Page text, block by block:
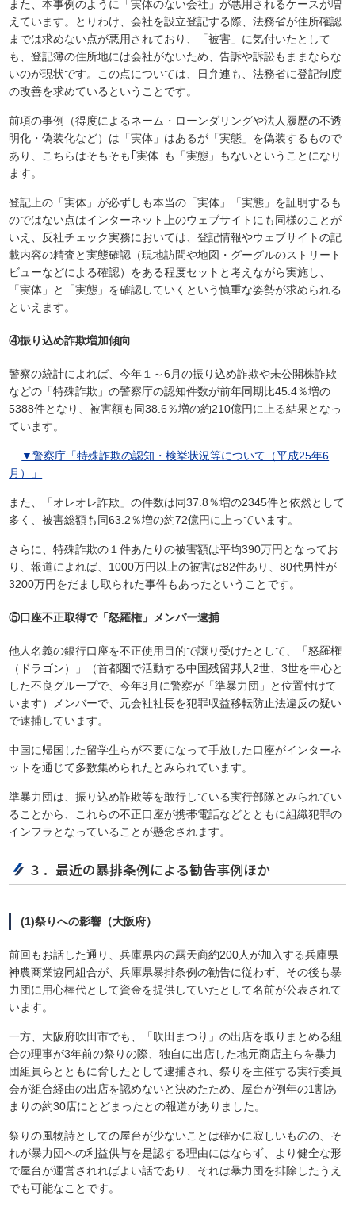
また、本事例のように「実体のない会社」が悪用されるケースが増
えています。とりわけ、会社を設立登記する際、法務省が住所確認
までは求めない点が悪用されており、「被害」に気付いたとして
も、登記簿の住所地には会社がないため、告訴や訴訟もままならな
いのが現状です。この点については、日弁連も、法務省に登記制度
の改善を求めているということです。
前項の事例（得度によるネーム・ローンダリングや法人履歴の不透
明化・偽装化など）は「実体」はあるが「実態」を偽装するもので
あり、こちらはそもそも｢実体｣も「実態」もないということになり
ます。
登記上の「実体」が必ずしも本当の「実体」「実態」を証明するも
のではない点はインターネット上のウェブサイトにも同様のことが
いえ、反社チェック実務においては、登記情報やウェブサイトの記
載内容の精査と実態確認（現地訪問や地図・グーグルのストリート
ビューなどによる確認）をある程度セットと考えながら実施し、
「実体」と「実態」を確認していくという慎重な姿勢が求められる
といえます。
④振り込め詐欺増加傾向
警察の統計によれば、今年１～6月の振り込め詐欺や未公開株詐欺
などの「特殊詐欺」の警察庁の認知件数が前年同期比45.4％増の
5388件となり、被害額も同38.6％増の約210億円に上る結果となっ
ています。
▼警察庁「特殊詐欺の認知・検挙状況等について（平成25年6
月）」
また、「オレオレ詐欺」の件数は同37.8％増の2345件と依然として
多く、被害総額も同63.2％増の約72億円に上っています。
さらに、特殊詐欺の１件あたりの被害額は平均390万円となってお
り、報道によれば、1000万円以上の被害は82件あり、80代男性が
3200万円をだまし取られた事件もあったということです。
⑤口座不正取得で「怒羅権」メンバー逮捕
他人名義の銀行口座を不正使用目的で譲り受けたとして、「怒羅権
（ドラゴン）」（首都圏で活動する中国残留邦人2世、3世を中心と
した不良グループで、今年3月に警察が「準暴力団」と位置付けて
います）メンバーで、元会社社長を犯罪収益移転防止法違反の疑い
で逮捕しています。
中国に帰国した留学生らが不要になって手放した口座がインターネ
ットを通じて多数集められたとみられています。
準暴力団は、振り込め詐欺等を敢行している実行部隊とみられてい
ることから、これらの不正口座が携帯電話などとともに組織犯罪の
インフラとなっていることが懸念されます。
３．最近の暴排条例による勧告事例ほか
(1)祭りへの影響（大阪府）
前回もお話した通り、兵庫県内の露天商約200人が加入する兵庫県
神農商業協同組合が、兵庫県暴排条例の勧告に従わず、その後も暴
力団に用心棒代として資金を提供していたとして名前が公表されて
います。
一方、大阪府吹田市でも、「吹田まつり」の出店を取りまとめる組
合の理事が3年前の祭りの際、独自に出店した地元商店主らを暴力
団組員らとともに脅したとして逮捕され、祭りを主催する実行委員
会が組合経由の出店を認めないと決めたため、屋台が例年の1割あ
まりの約30店にとどまったとの報道がありました。
祭りの風物詩としての屋台が少ないことは確かに寂しいものの、そ
れが暴力団への利益供与を是認する理由にはならず、より健全な形
で屋台が運営されればよい話であり、それは暴力団を排除したうえ
でも可能なことです。